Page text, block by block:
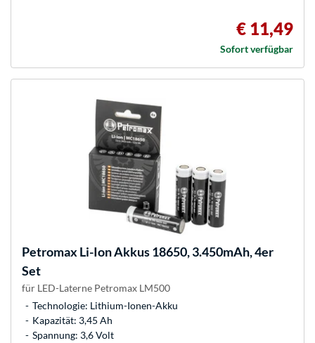
€ 11,49
Sofort verfügbar
PetromaxLi-Ion Akkus 18650, 3.450mAh, 4er
Set
für LED-Laterne Petromax LM500
Technologie: Lithium-Ionen-Akku
Kapazität: 3,45 Ah
Spannung: 3,6 Volt